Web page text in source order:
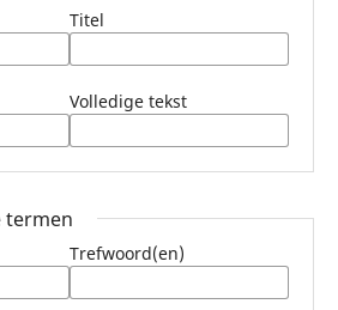
Titel
Volledige tekst
termen
Trefwoord(en)